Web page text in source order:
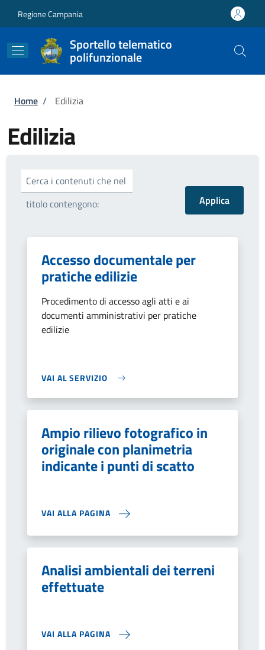
Regione Campania
Sportello telematico
polifunzionale
Briciole di pane
Home / Edilizia
Edilizia
Cerca i contenuti che nel
titolo contengono:
Accesso documentale per
pratiche edilizie
Procedimento di accesso agli atti e ai
documenti amministrativi per pratiche
edilizie
VAI AL SERVIZIO
Ampio rilievo fotografico in
originale con planimetria
indicante i punti di scatto
VAI ALLA PAGINA
Analisi ambientali dei terreni
effettuate
VAI ALLA PAGINA